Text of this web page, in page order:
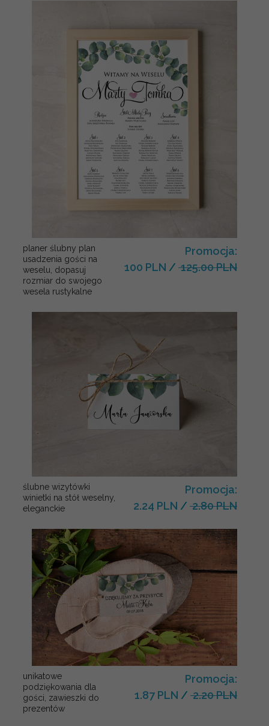
planer ślubny plan
usadzenia gości na
weselu, dopasuj
rozmiar do swojego
wesela rustykalne
Promocja:
100 PLN / 125.00 PLN
ślubne wizytówki
winietki na stół weselny,
eleganckie
Promocja:
2.24 PLN / 2.80 PLN
unikatowe
podziękowania dla
gości, zawieszki do
prezentów
Promocja:
1.87 PLN / 2.20 PLN